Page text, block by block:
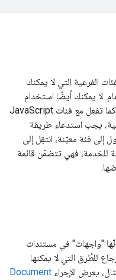
الفرعية التي لا يمكنك
لا يمكنك أيضًا استخدام
لإنشاء هذه الفئات، كما تفعل مع فئات JavaScript
يجب استدعاء طريقة
إلى فئة معيّنة، انتقِل إلى
للخدمة، فهي تتضمّن قائمة
"واجهات" في مستندات
للطُرق التي لا يمكنها
يعرض الإجراء Document